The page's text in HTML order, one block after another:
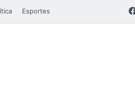
Esportes